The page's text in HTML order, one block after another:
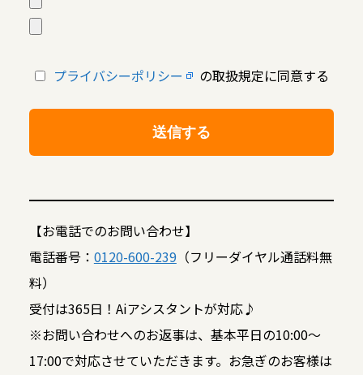
プライバシーポリシー の取扱規定に同意する
【お電話でのお問い合わせ】
電話番号： 0120-600-239（フリーダイヤル通話料無
料）
受付は365日！Aiアシスタントが対応♪
※お問い合わせへのお返事は、基本平日の10:00～
17:00で対応させていただきます。お急ぎのお客様は